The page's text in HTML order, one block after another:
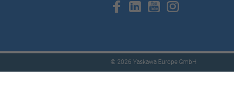
© 2026 Yaskawa Europe GmbH